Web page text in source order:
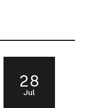
28
Jul